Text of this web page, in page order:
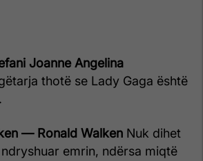
Joanne Angelina
thotë se Lady Gaga është
— Ronald Walken Nuk dihet
emrin, ndërsa miqtë